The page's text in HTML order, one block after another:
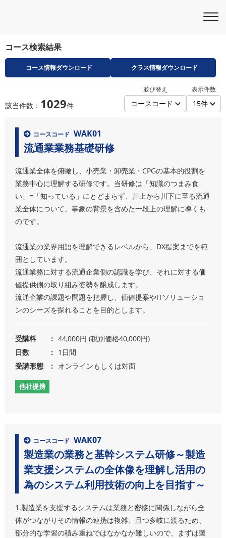
コース検索結果
コース情報ダウンロード クラス情報ダウンロード
該当件数： 1029件
並び替え 表示件数
コースコード WAK01
流通業業務基礎研修
流通業全体を俯瞰し、小売業・卸売業・CPGの基本的役割を
業務中心に理解する研修です。当研修は「知識のつまみ食
い」=「知っている」にとどまらず、川上から川下に至る流通
業全体について、事象の背景を含めた一段上の理解に導くも
のです。
流通業の業界用語を理解できるレベルから、DX提案までを範
囲としています。
流通業務に対する流通企業側の認識を学び、それに対する価
値提供側の取り組み姿勢を醸成します。
流通企業の課題や問題を把握し、価値提案やITソリューショ
ンのシーズを探れることを目的とします。
受講料
44,000円 (税別価格40,000円)
日数
1日間
受講形態
オンラインもしくは対面
他社提携
コースコード WAK07
製造業の業務と基幹システム研修～製造
業支援システムの全体像を理解し活用の
為のシステム利用技術の向上を目指す～
1.製造業を支援するシステムは業務と密接に関係しながら全
体がつながりその情報の連携は複雑、且つ多岐に渡るため、
部分的な学習の積み重ねではなかなか難しいので、まずは製